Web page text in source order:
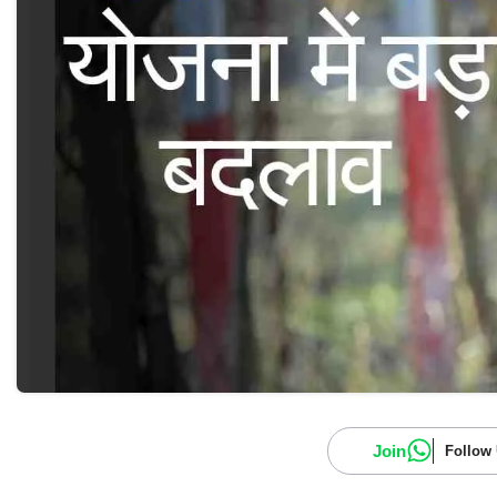
Join Follow